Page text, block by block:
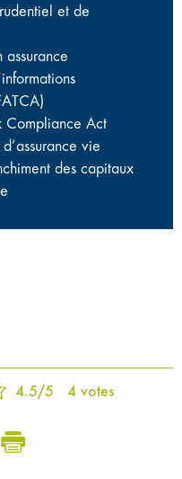
et de
Compliance Act
vie
des capitaux
4.5/5 4 votes